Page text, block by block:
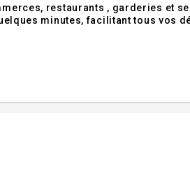
restaurants , garderies et
minutes, facilitant tous vos